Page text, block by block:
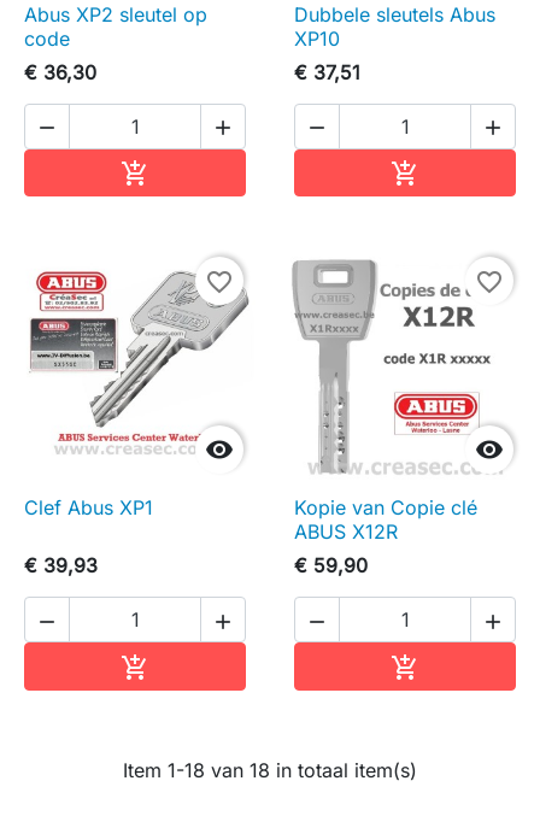
Abus XP2 sleutel op
code
€ 36,30
 

Dubbele sleutels Abus
XP10
€ 37,51
 


favorite_border
Clef Abus XP1
€ 39,93
 


favorite_border
Kopie van Copie clé
ABUS X12R
€ 59,90
 

Item 1-18 van 18 in totaal item(s)